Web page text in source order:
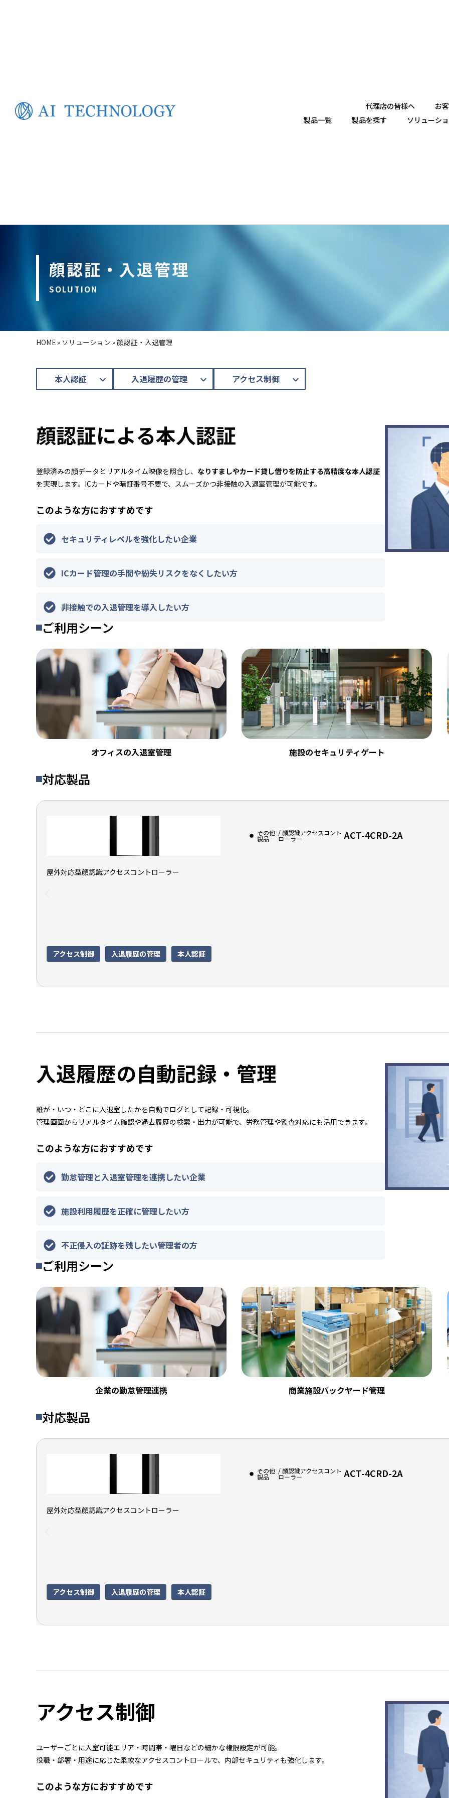
代理店の皆様へ
お
製品一覧
製品を探す ソリューシ
顔認証・入退管理
SOLUTION
HOME» ソリューション »顔認証・入退管理
本人認証 入退履歴の管理 アクセス制御
顔認証による本人認証
登録済みの顔データとリアルタイム映像を照合し、 なりすましやカード貸し借りを防止する高精度な本人認証
を実現します。ICカードや暗証番号不要で、スムーズかつ非接触の入退室管理が可能です。
このような方におすすめです
セキュリティレベルを強化したい企業
ICカード管理の手間や紛失リスクをなくしたい方
非接触での入退管理を導入したい方
ご利用シーン
オフィスの入退室管理 施設のセキュリティゲート
対応製品
その他
製品
/ 顔認識アクセスコント
ローラー ACT-4CRD-2A
屋外対応型顔認識アクセスコントローラー
アクセス制御 入退履歴の管理 本人認証
入退履歴の自動記録・管理
誰が・いつ・どこに入退室したかを自動でログとして記録・可視化。
管理画面からリアルタイム確認や過去履歴の検索・出力が可能で、労務管理や監査対応にも活用できます。
このような方におすすめです
勤怠管理と入退室管理を連携したい企業
施設利用履歴を正確に管理したい方
不正侵入の証跡を残したい管理者の方
ご利用シーン
企業の勤怠管理連携 商業施設バックヤード管理
対応製品
その他
製品
/ 顔認識アクセスコント
ローラー ACT-4CRD-2A
屋外対応型顔認識アクセスコントローラー
アクセス制御 入退履歴の管理 本人認証
アクセス制御
ユーザーごとに入室可能エリア・時間帯・曜日などの細かな権限設定が可能。
役職・部署・用途に応じた柔軟なアクセスコントロールで、内部セキュリティも強化します。
このような方におすすめです